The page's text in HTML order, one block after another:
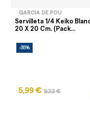
GARCÍA DE POU
Servilleta 1/4 Keiko
20 X 20 Cm. (Pack...
-35%
5,99 € 9,22 €